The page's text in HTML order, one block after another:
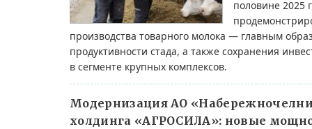
половине 2025
производства товарного молока — главным
продуктивности стада, а также сохранения
в сегменте крупных комплексов.
Модернизация АО
холдинга «АГРОСИЛА»: новые